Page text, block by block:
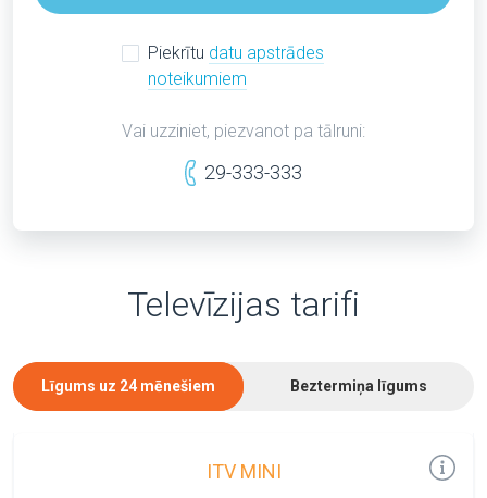
Piekrītu datu apstrādes
noteikumiem
Vai uzziniet, piezvanot pa tālruni:
29-333-333
Televīzijas tarifi
Līgums uz 24 mēnešiem Beztermiņa līgums
ITV MINI